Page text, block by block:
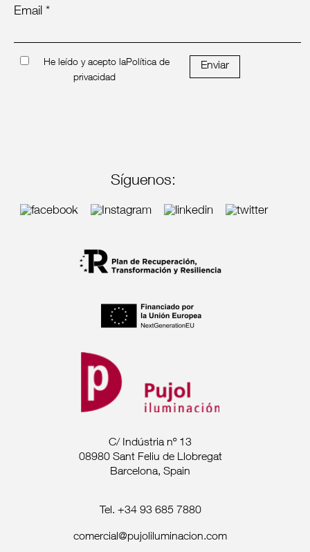
Email *
He leído y acepto laPolítica de
privacidad
Enviar
Síguenos:
C/ Indústria nº 13
08980 Sant Feliu de Llobregat
Barcelona, Spain
Tel. +34 93 685 7880
comercial@pujoliluminacion.com